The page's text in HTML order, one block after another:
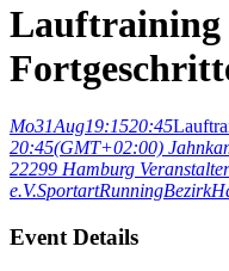
Mo31Aug19:1520:45
20:45(GMT+02:00)
22299 Hamburg Veranstalter
e.V.SportartRunningBezirk
Event Details